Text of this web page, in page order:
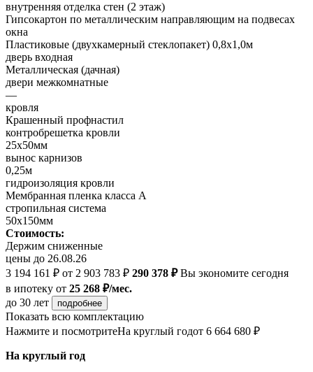
внутренняя отделка стен (2 этаж)
Гипсокартон по металлическим направляющим на подвесах
окна
Пластиковые (двухкамерный стеклопакет) 0,8х1,0м
дверь входная
Металлическая (дачная)
двери межкомнатные
—
кровля
Крашенный профнастил
контробрешетка кровли
25х50мм
вынос карнизов
0,25м
гидроизоляция кровли
Мембранная пленка класса А
стропильная система
50х150мм
Стоимость:
Держим сниженные
цены до 26.08.26
3 194 161 ₽ от 2 903 783 ₽ 290 378 ₽Вы экономите сегодня
в ипотеку от 25 268 ₽/мес.
до 30 лет
подробнее
Показать всю комплектацию
Нажмите и посмотритеНа круглый годот 6 664 680 ₽
На круглый год